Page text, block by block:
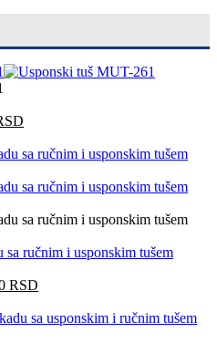
ručnim i usponskim tušem
RSD